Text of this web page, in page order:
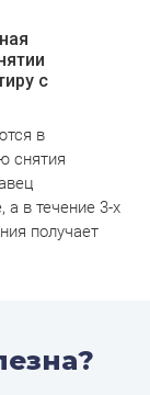
с
в
снятия
а в течение 3-х
получает